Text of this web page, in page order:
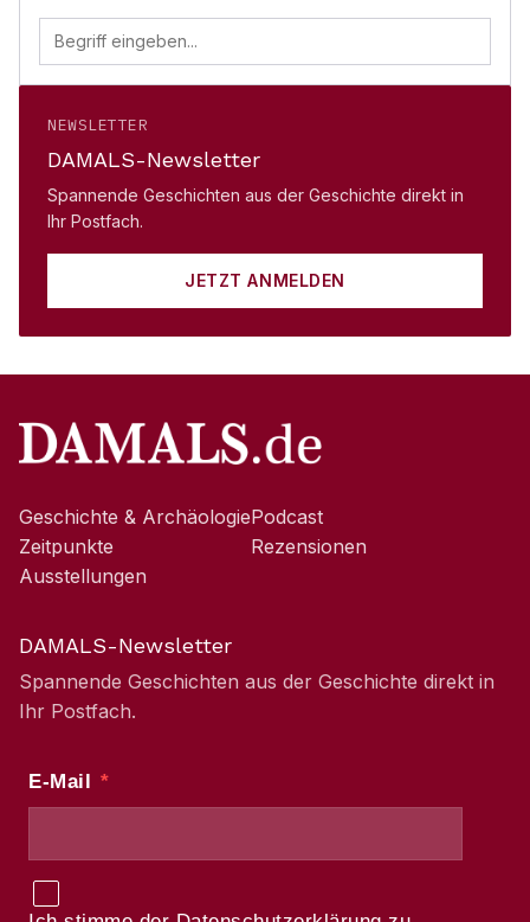
NEWSLETTER
DAMALS-Newsletter
Spannende Geschichten aus der Geschichte direkt in
Ihr Postfach.
JETZT ANMELDEN
Geschichte & Archäologie
Zeitpunkte
Ausstellungen
Podcast
Rezensionen
DAMALS-Newsletter
Spannende Geschichten aus der Geschichte direkt in
Ihr Postfach.